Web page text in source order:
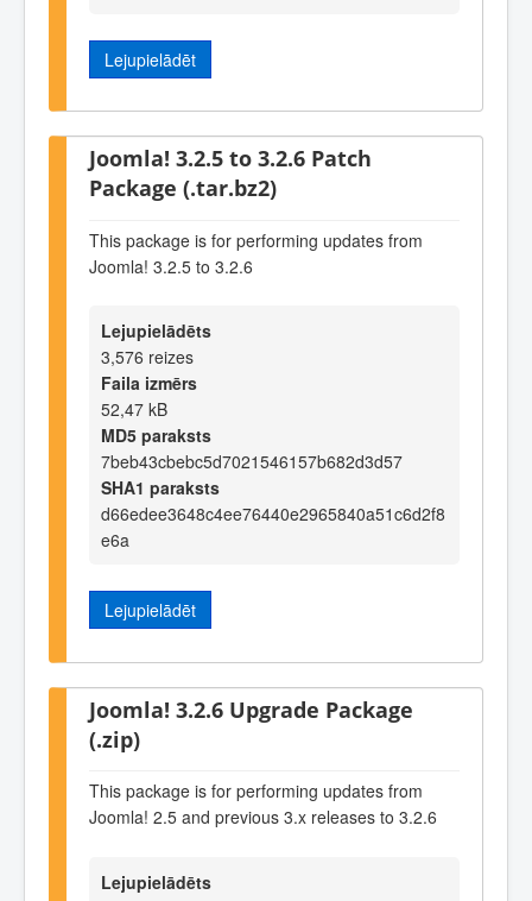
Lejupielādēt
Joomla! 3.2.5 to 3.2.6 Patch
Package (.tar.bz2)
This package is for performing updates from
Joomla! 3.2.5 to 3.2.6
Lejupielādēts
3,576 reizes
Faila izmērs
52,47 kB
MD5 paraksts
7beb43cbebc5d7021546157b682d3d57
SHA1 paraksts
d66edee3648c4ee76440e2965840a51c6d2f8
e6a
Lejupielādēt
Joomla! 3.2.6 Upgrade Package
(.zip)
This package is for performing updates from
Joomla! 2.5 and previous 3.x releases to 3.2.6
Lejupielādēts